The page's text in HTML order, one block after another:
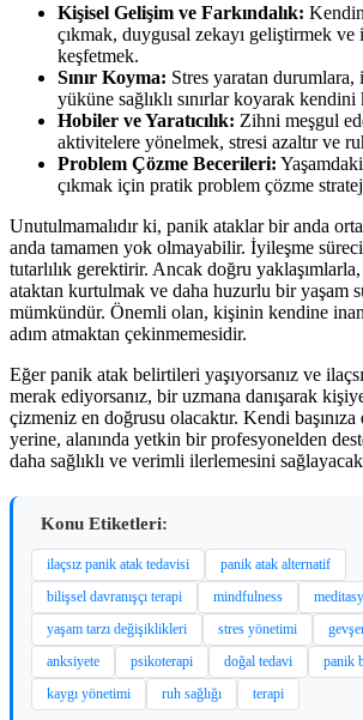
Kişisel Gelişim ve Farkındalık:
çıkmak, duygusal zekayı geliştirmek ve
keşfetmek.
Sınır Koyma: Stres yaratan
yüküne sağlıklı sınırlar koyarak
Hobiler ve Yaratıcılık: Zihni meşgul
aktivitelere yönelmek, stresi azaltır ve
Problem Çözme Becerileri:
çıkmak için pratik problem çözme
Unutulmamalıdır ki, panik ataklar bir anda
anda tamamen yok olmayabilir. İyileşme süreci
tutarlılık gerektirir. Ancak doğru
ataktan kurtulmak ve daha huzurlu bir yaşam
mümkündür. Önemli olan, kişinin kendine
adım atmaktan çekinmemesidir.
Eğer panik atak belirtileri yaşıyorsanız ve
merak ediyorsanız, bir uzmana danışarak
çizmeniz en doğrusu olacaktır. Kendi
yerine, alanında yetkin bir profesyonelden
daha sağlıklı ve verimli ilerlemesini
Konu Etiketleri:
ilaçsız panik atak tedavisi
panik atak alternatif
bilişsel davranışçı terapi
mindfulness
yaşam tarzı değişiklikleri
stres yönetimi
anksiyete
psikoterapi doğal tedavi
panik
kaygı yönetimi
ruh sağlığı terapi